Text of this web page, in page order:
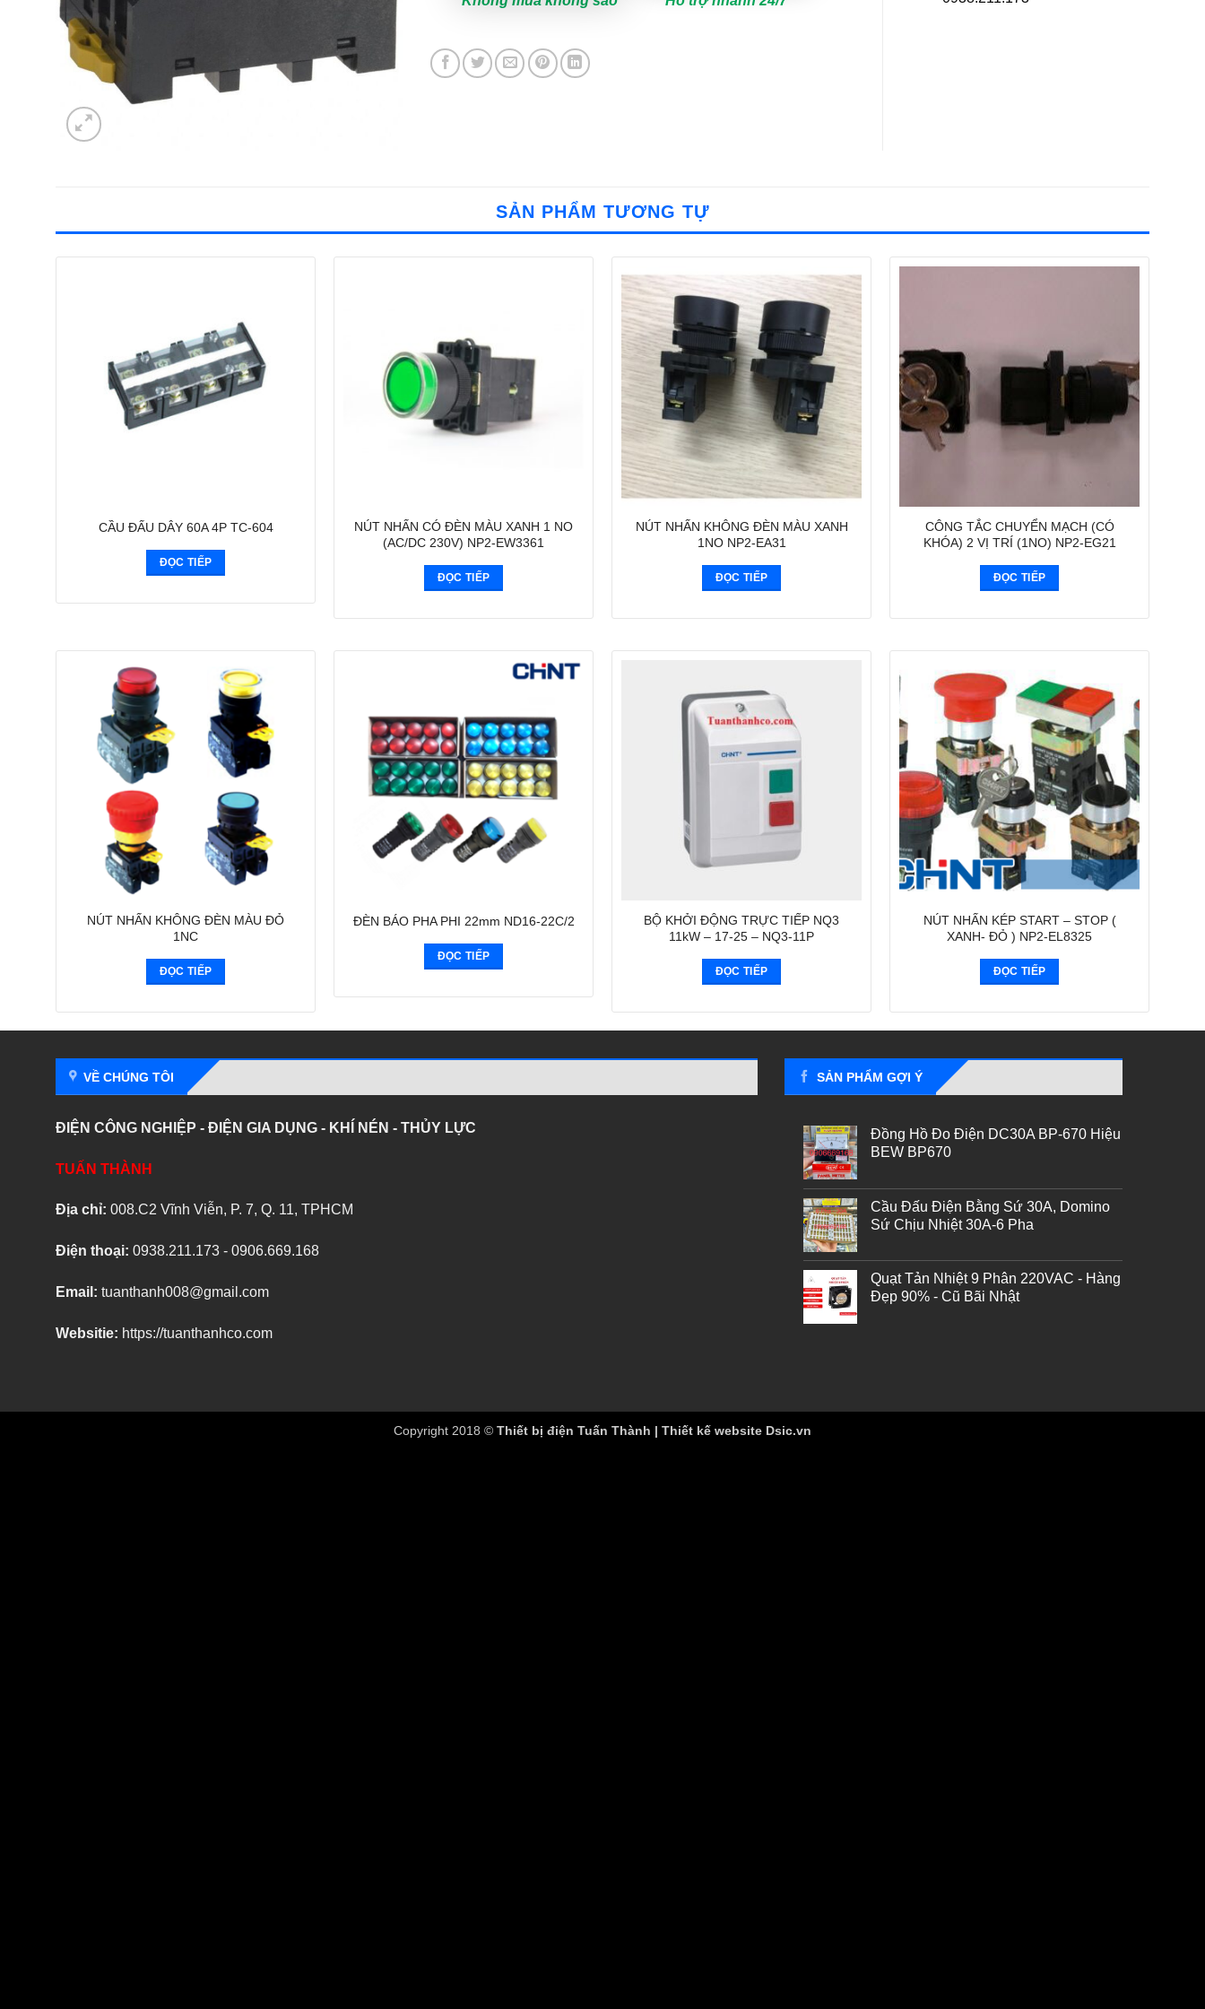
SẢN PHẨM TƯƠNG TỰ
CẦU ĐẤU DÂY 60A 4P TC-604
ĐỌC TIẾP
NÚT NHẤN CÓ ĐÈN MÀU XANH 1 NO
(AC/DC 230V) NP2-EW3361
ĐỌC TIẾP
NÚT NHẤN KHÔNG ĐÈN MÀU XANH
1NO NP2-EA31
ĐỌC TIẾP
CÔNG TẮC CHUYỂN MẠCH (CÓ
KHÓA) 2 VỊ TRÍ (1NO) NP2-EG21
ĐỌC TIẾP
NÚT NHẤN KHÔNG ĐÈN MÀU ĐỎ
1NC
ĐỌC TIẾP
ĐÈN BÁO PHA PHI 22mm ND16-22C/2
ĐỌC TIẾP
BỘ KHỞI ĐỘNG TRỰC TIẾP NQ3
11kW – 17-25 – NQ3-11P
ĐỌC TIẾP
NÚT NHẤN KÉP START – STOP (
XANH- ĐỎ ) NP2-EL8325
ĐỌC TIẾP
VỀ CHÚNG TÔI
ĐIỆN CÔNG NGHIỆP - ĐIỆN GIA DỤNG - KHÍ NÉN - THỦY LỰC
TUẤN THÀNH
Địa chỉ: 008.C2 Vĩnh Viễn, P. 7, Q. 11, TPHCM
Điện thoại: 0938.211.173 - 0906.669.168
Email: tuanthanh008@gmail.com
Websitie: https://tuanthanhco.com
SẢN PHẨM GỢI Ý
Đồng Hồ Đo Điện DC30A BP-670 Hiệu
BEW BP670
Cầu Đấu Điện Bằng Sứ 30A, Domino
Sứ Chịu Nhiệt 30A-6 Pha
Quạt Tản Nhiệt 9 Phân 220VAC - Hàng
Đẹp 90% - Cũ Bãi Nhật
Copyright 2018 © Thiết bị điện Tuấn Thành | Thiết kế website Dsic.vn